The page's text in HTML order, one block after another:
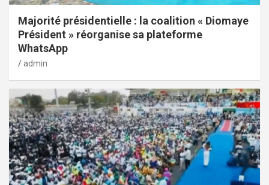
Majorité présidentielle : la coalition « Diomaye
Président » réorganise sa plateforme
WhatsApp
admin